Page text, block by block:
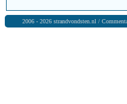
2006 - 2026 strandvondsten.nl /